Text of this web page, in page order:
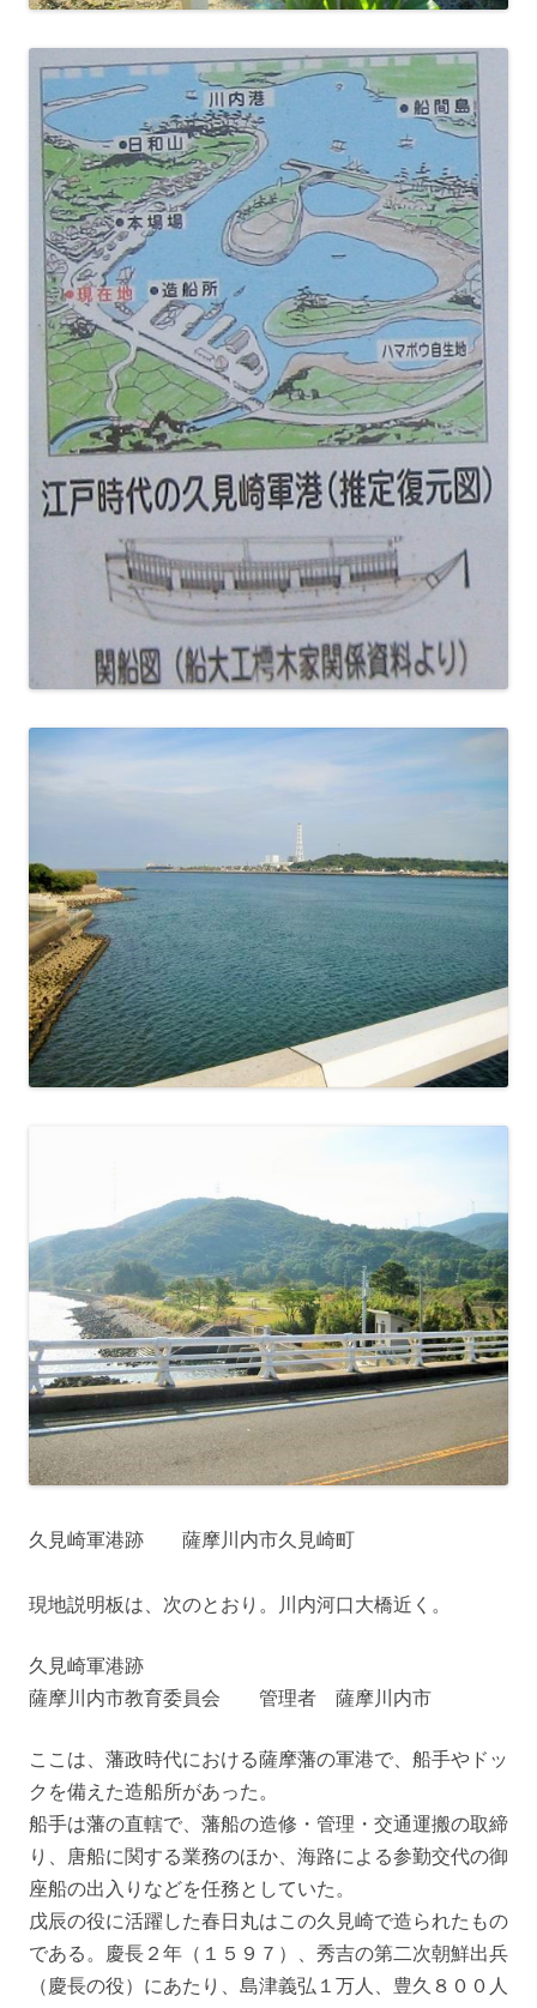
久見崎軍港跡 薩摩川内市久見崎町
現地説明板は、次のとおり。川内河口大橋近く。
久見崎軍港跡
薩摩川内市教育委員会 管理者 薩摩川内市
ここは、藩政時代における薩摩藩の軍港で、船手やドッ
クを備えた造船所があった。
船手は藩の直轄で、藩船の造修・管理・交通運搬の取締
り、唐船に関する業務のほか、海路による参勤交代の御
座船の出入りなどを任務としていた。
戊辰の役に活躍した春日丸はこの久見崎で造られたもの
である。慶長２年（１５９７）、秀吉の第二次朝鮮出兵
（慶長の役）にあたり、島津義弘１万人、豊久８００人